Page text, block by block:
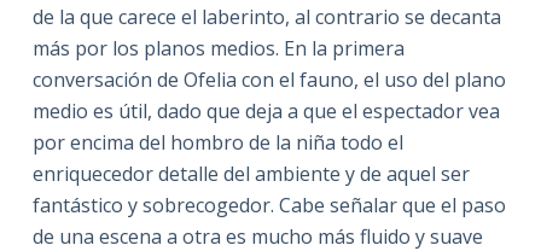
de la que carece el laberinto, al contrario se decanta
más por los planos medios. En la primera
conversación de Ofelia con el fauno, el uso del plano
medio es útil, dado que deja a que el espectador vea
por encima del hombro de la niña todo el
enriquecedor detalle del ambiente y de aquel ser
fantástico y sobrecogedor. Cabe señalar que el paso
de una escena a otra es mucho más fluido y suave